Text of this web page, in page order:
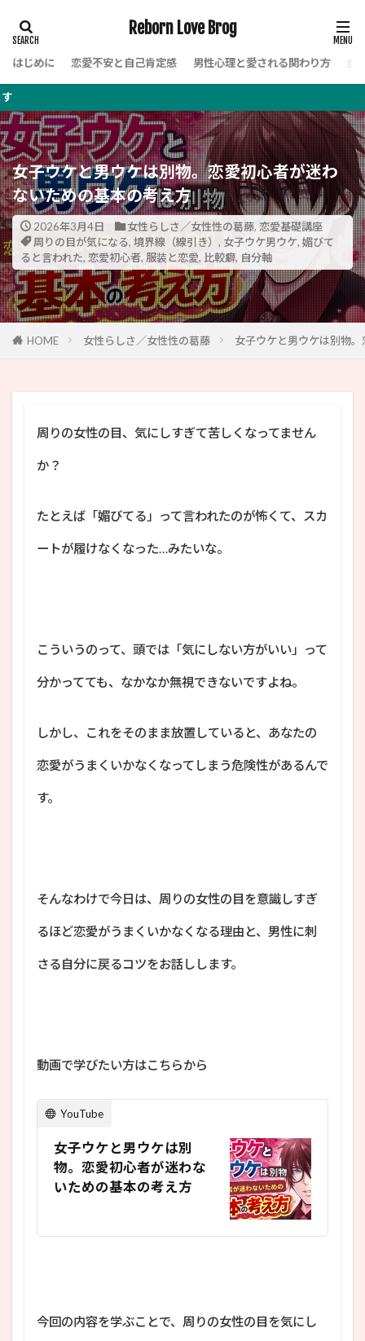
Reborn Love Brog
はじめに 恋愛不安と自己肯定感 男性心理と愛される関わり方 女
女子ウケと男ウケは別物。恋愛初心者が迷わ
ないための基本の考え方
2026年3月4日 女性らしさ／女性性の葛藤, 恋愛基礎講座
周りの目が気になる, 境界線（線引き） , 女子ウケ男ウケ, 媚びて
ると言われた, 恋愛初心者, 服装と恋愛, 比較癖, 自分軸
HOME 女性らしさ／女性性の葛藤 女子ウケと男ウケは別物
周りの女性の目、気にしすぎて苦しくなってません
か？
たとえば「媚びてる」って言われたのが怖くて、スカ
ートが履けなくなった…みたいな。
こういうのって、頭では「気にしない方がいい」って
分かってても、なかなか無視できないですよね。
しかし、これをそのまま放置していると、あなたの
恋愛がうまくいかなくなってしまう危険性があるんで
す。
そんなわけで今日は、周りの女性の目を意識しすぎ
るほど恋愛がうまくいかなくなる理由と、男性に刺
さる自分に戻るコツをお話しします。
動画で学びたい方はこちらから
YouTube
女子ウケと男ウケは別
物。恋愛初心者が迷わな
いための基本の考え方
今回の内容を学ぶことで、周りの女性の目を気にし